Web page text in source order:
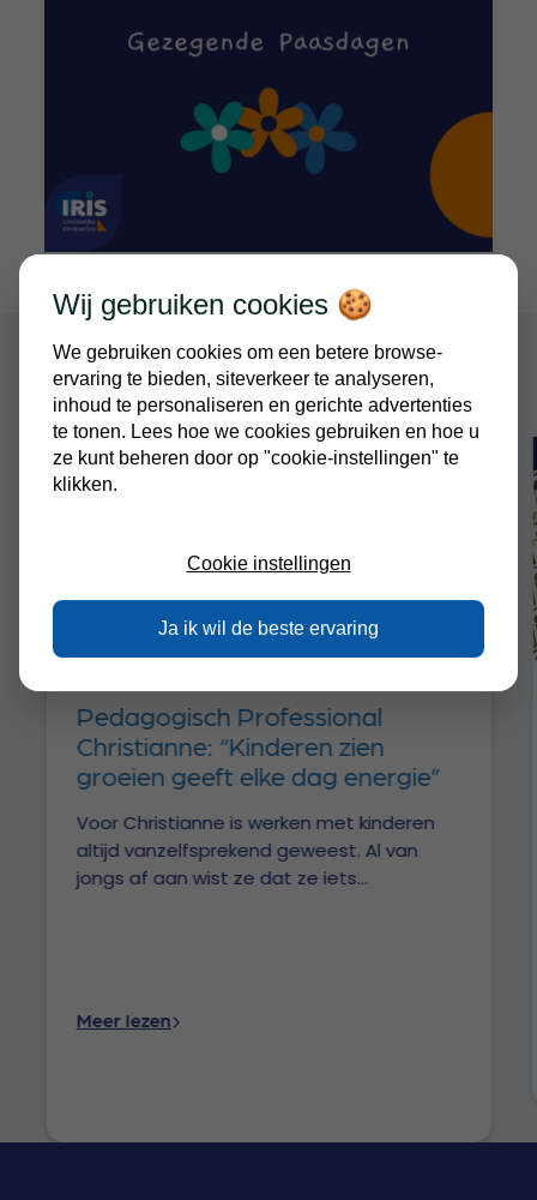
Relevante nieuwsberichten
Pedagogisch Professional
Christianne: “Kinderen zien
groeien geeft elke dag energie”
Voor Christianne is werken met kinderen
altijd vanzelfsprekend geweest. Al van
jongs af aan wist ze dat ze iets...
Meer lezen
Wij gebruiken cookies 🍪
We gebruiken cookies om een betere browse-
ervaring te bieden, siteverkeer te analyseren,
inhoud te personaliseren en gerichte advertenties
te tonen. Lees hoe we cookies gebruiken en hoe u
ze kunt beheren door op "cookie-instellingen" te
klikken.
Cookie instellingen
Ja ik wil de beste ervaring